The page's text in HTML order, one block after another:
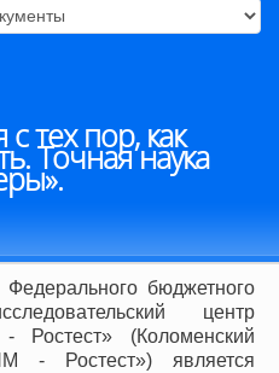
тех пор, как
Точная наука
бюджетного
центр
Ростест» (Коломенский
Ростест») является